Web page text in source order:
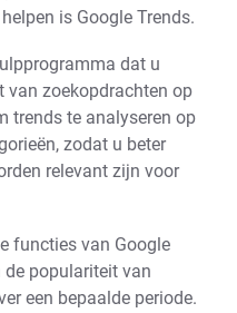
is Google Trends.
dat u
van zoekopdrachten op
trends te analyseren op
zodat u beter
relevant zijn voor
functies van Google
populariteit van
een bepaalde periode.